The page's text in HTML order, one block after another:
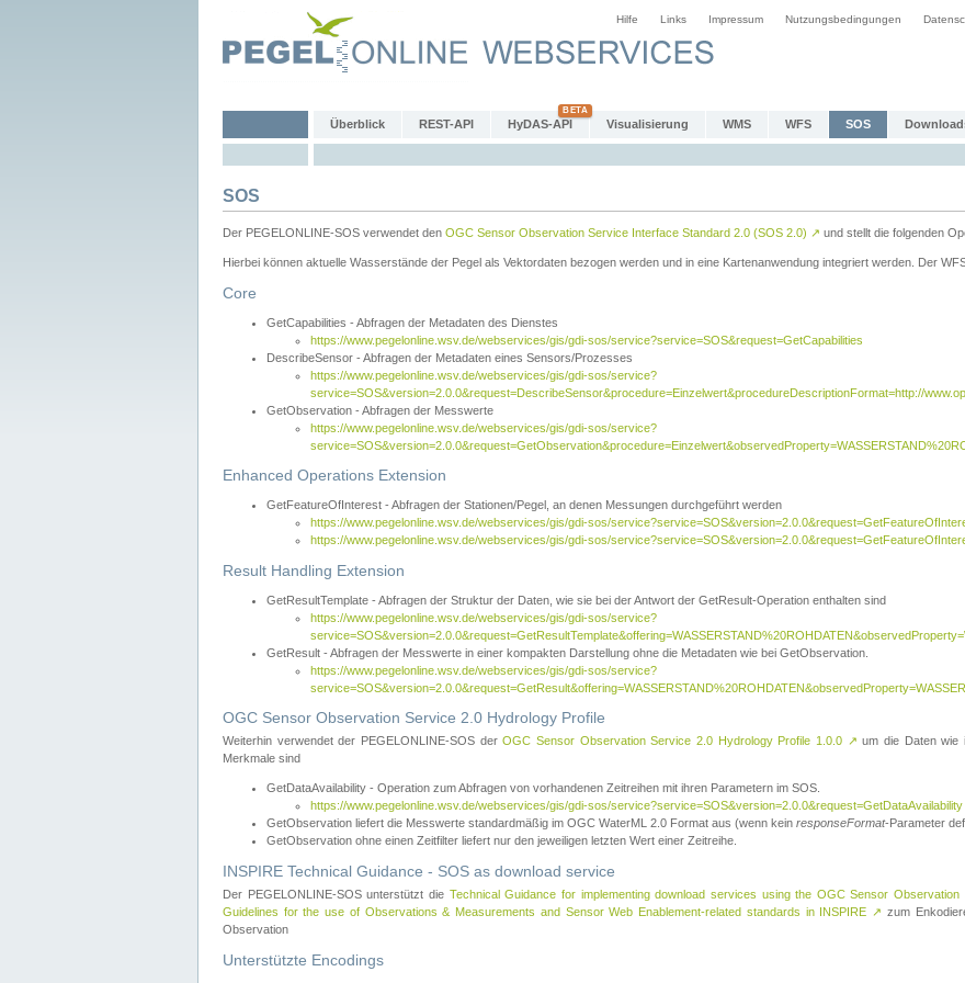
Hilfe Links Impressum Nutzungsbedingungen
Überblick REST-API HyDAS-API Visualisierung WMS WFS SOS
SOS
Der PEGELONLINE-SOS verwendet den OGC Sensor Observation Service Interface Standard 2.0 (SOS 2.0) ↗ und stellt die folgenden
Hierbei können aktuelle Wasserstände der Pegel als Vektordaten bezogen werden und in eine Kartenanwendung integriert werden. Der
Core
GetCapabilities - Abfragen der Metadaten des Dienstes
https://www.pegelonline.wsv.de/webservices/gis/gdi-sos/service?service=SOS&request=GetCapabilities
DescribeSensor - Abfragen der Metadaten eines Sensors/Prozesses
https://www.pegelonline.wsv.de/webservices/gis/gdi-sos/service?
service=SOS&version=2.0.0&request=DescribeSensor&procedure=Einzelwert&procedureDescriptionFormat=http://
GetObservation - Abfragen der Messwerte
https://www.pegelonline.wsv.de/webservices/gis/gdi-sos/service?
Enhanced Operations Extension
GetFeatureOfInterest - Abfragen der Stationen/Pegel, an denen Messungen durchgeführt werden
https://www.pegelonline.wsv.de/webservices/gis/gdi-sos/
https://www.pegelonline.wsv.de/webservices/gis/gdi-sos/
Result Handling Extension
GetResultTemplate - Abfragen der Struktur der Daten, wie sie bei der Antwort der GetResult-Operation enthalten sind
https://www.pegelonline.wsv.de/webservices/gis/gdi-sos/service?
GetResult - Abfragen der Messwerte in einer kompakten Darstellung ohne die Metadaten wie bei GetObservation.
https://www.pegelonline.wsv.de/webservices/gis/gdi-sos/service?
OGC Sensor Observation Service 2.0 Hydrology Profile
Weiterhin verwendet der PEGELONLINE-SOS derOGC Sensor Observation Service 2.0 Hydrology Profile 1.0.0 ↗ um die Daten wie
Merkmale sind
GetDataAvailability - Operation zum Abfragen von vorhandenen Zeitreihen mit ihren Parametern im SOS.
https://www.pegelonline.wsv.de/webservices/gis/gdi-sos/service?service=SOS&version=2.0.0&request=GetDataAvailability
GetObservation liefert die Messwerte standardmäßig im OGC WaterML 2.0 Format aus (wenn kein responseFormat-Parameter
GetObservation ohne einen Zeitfilter liefert nur den jeweiligen letzten Wert einer Zeitreihe.
INSPIRE Technical Guidance - SOS as download service
Der PEGELONLINE-SOS unterstützt die Technical Guidance for implementing download services using the OGC Sensor
Guidelines for the use of Observations & Measurements and Sensor Web Enablement-related standards in INSPIRE ↗ zum
Observation
Unterstützte Encodings